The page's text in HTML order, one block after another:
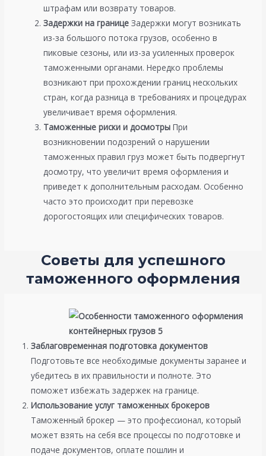
штрафам или возврату товаров.
Задержки на границеЗадержки могут возникать
из-за большого потока грузов, особенно в
пиковые сезоны, или из-за усиленных проверок
таможенными органами. Нередко проблемы
возникают при прохождении границ нескольких
стран, когда разница в требованиях и процедурах
увеличивает время оформления.
Таможенные риски и досмотрыПри
возникновении подозрений о нарушении
таможенных правил груз может быть подвергнут
досмотру, что увеличит время оформления и
приведет к дополнительным расходам. Особенно
часто это происходит при перевозке
дорогостоящих или специфических товаров.
Советы для успешного
таможенного оформления
Заблаговременная подготовка документов
Подготовьте все необходимые документы заранее и
убедитесь в их правильности и полноте. Это
поможет избежать задержек на границе.
Использование услуг таможенных брокеров
Таможенный брокер — это профессионал, который
может взять на себя все процессы по подготовке и
подаче документов, оплате пошлин и